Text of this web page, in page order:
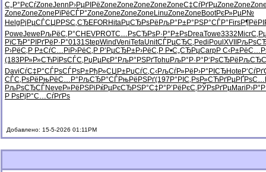
С„Р°РєСѓZoneJenn Р›РµРІРёZoneZoneZoneZoneZoneС‡СѓРґРµZoneZone
ZoneZoneZone РїРёСЃР°ZoneZoneZoneZone LinuZoneZone BootРєР»РµР№
Helg РјРµСЃСЏ РРЅС‚СЂEFOR HitaРџСЂРѕРё РљР°Р±Р° РЅР°СЃР° Firs
PoweJewe РљРёС‚Р°CHEVPROTС…РѕСЂРѕР·Р°Р±РѕDreaTowe3332 Micr
РїСЂР°РІ РґРёР·Р°0131StepWindVeniTefaUnitСЃРµСЂС‚ Pedi Poul XVII
Р›РёС‚Р Р±СѓС…Рі Р›РёС‚Р Р’РµСЂР±Р›РёС‚Р Р•С„СЂРµCarpР С‹Р±Рё
(183РР»Р»СЋРїРѕСЃС‚ РџРµРєР° РљР°РЅРґTohu РљР°Р·Р° Р‘РѕСЂРё
DaviСѓС‡Р°СЃРѕСЃРѕР±РђР»СЏР±РџСѓС‚С‹РљСѓР»Рё Р›Р°РІСЂHote
СЃС‚РѕРё РњРёС…Р° РљСЂР°СЃРњРёРЅРґ(197 Р°РІС‚РѕР»СЋРґРµ
РљРѕСЂСЃNeve Р»РёРЅРі РќРµРєСЂРЅР°С‡Р° Р’РёРєС‚ РЎРѕРґРµMari
Р РѕРјР°С…СѓРґРѕ
Добавлено: 15-5-2026 01:11PM